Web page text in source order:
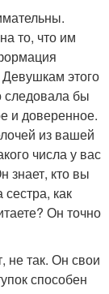
то, что им
Девушкам этого
следовала бы
и доверенное.
из вашей
числа у вас
знает, кто вы
как
Он точно
не так. Он свои
способен